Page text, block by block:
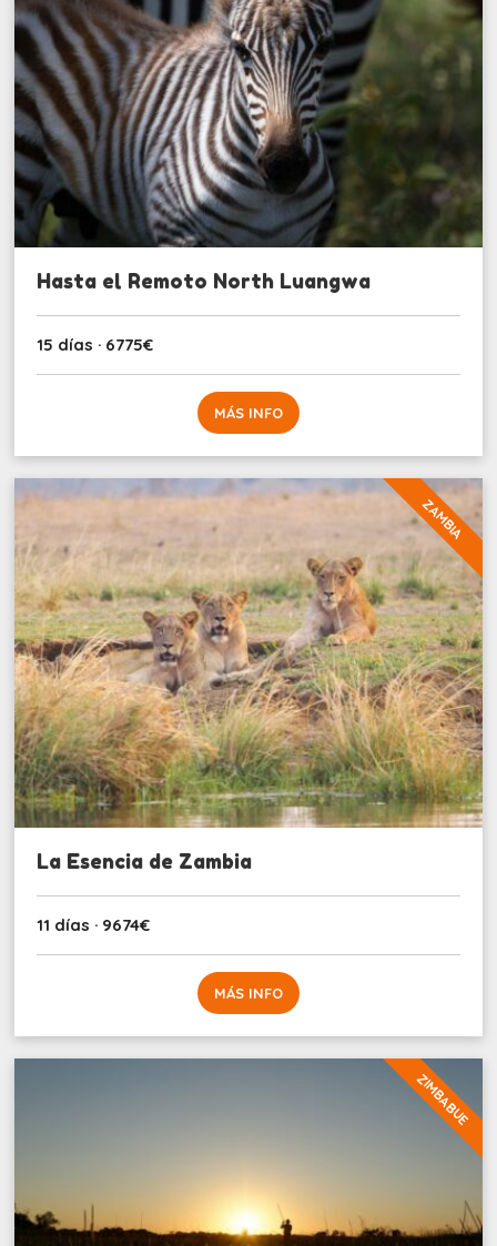
Hasta el Remoto North Luangwa
15 días · 6775€
MÁS INFO
ZAMBIA
La Esencia de Zambia
11 días · 9674€
MÁS INFO
ZIMBABUE